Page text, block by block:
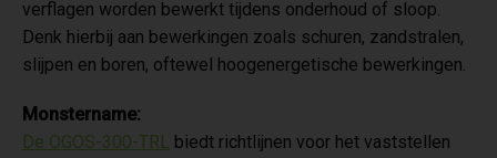
verflagen worden bewerkt tijdens onderhoud of sloop.
Denk hierbij aan bewerkingen zoals schuren, zandstralen,
slijpen en boren, oftewel hoogenergetische bewerkingen.
Monstername:
De OGOS-300-TRL biedt richtlijnen voor het vaststellen